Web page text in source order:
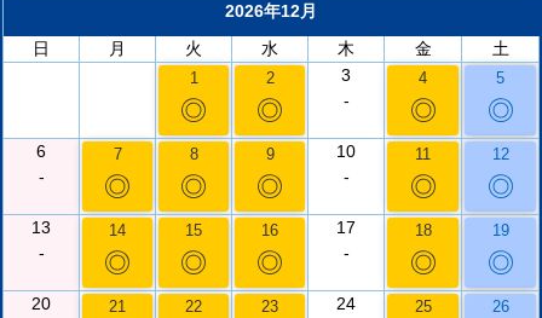
2026年12月
日
月 火 水 木 金 土
1
◎
2
◎
3
-
4
◎
5
◎
6
-
7
◎
8
◎
9
◎
10
-
11
◎
12
◎
13
-
14
◎
15
◎
16
◎
17
-
18
◎
19
◎
20
21 22 23
24
25 26